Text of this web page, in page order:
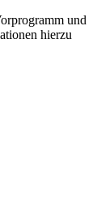
und
hierzu